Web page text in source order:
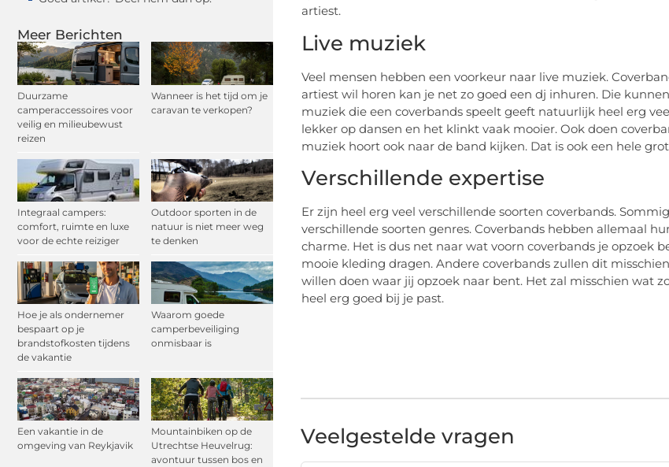
Meer Berichten
Duurzame
camperaccessoires voor
veilig en milieubewust
reizen
Wanneer is het tijd om je
caravan te verkopen?
Integraal campers:
comfort, ruimte en luxe
voor de echte reiziger
Outdoor sporten in de
natuur is niet meer weg
te denken
Hoe je als ondernemer
bespaart op je
brandstofkosten tijdens
de vakantie
Waarom goede
camperbeveiliging
onmisbaar is
Een vakantie in de
omgeving van Reykjavik
Mountainbiken op de
Utrechtse Heuvelrug:
avontuur tussen bos en
artiest.
Live muziek
Veel mensen hebben een voorkeur naar live muziek.
artiest wil horen kan je net zo goed een dj inhuren. Die
muziek die een coverbands speelt geeft natuurlijk heel erg
lekker op dansen en het klinkt vaak mooier. Ook doen
muziek hoort ook naar de band kijken. Dat is ook een hele
Verschillende expertise
Er zijn heel erg veel verschillende soorten coverbands.
verschillende soorten genres. Coverbands hebben allemaal
charme. Het is dus net naar wat voorn coverbands je opzoek
mooie kleding dragen. Andere coverbands zullen dit
willen doen waar jij opzoek naar bent. Het zal misschien wat
heel erg goed bij je past.
Veelgestelde vragen